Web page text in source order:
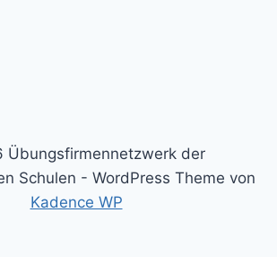
Übungsfirmennetzwerk der
Schulen - WordPress Theme von
Kadence WP